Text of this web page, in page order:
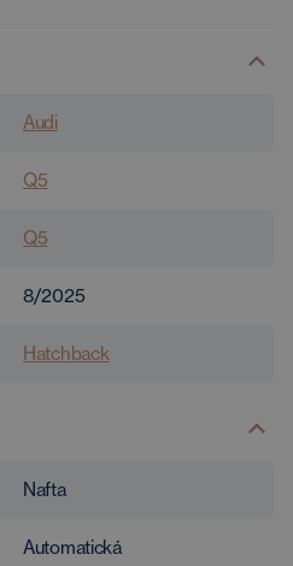
Audi
Q5
Q5
8/2025
Hatchback
Nafta
Automatická